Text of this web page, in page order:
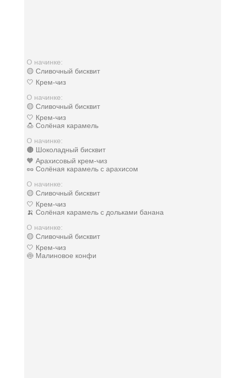
О начинке:
🟡 Сливочный бисквит
🤍 Крем-чиз
О начинке:
🟡 Сливочный бисквит
🤍 Крем-чиз
🍮 Солёная карамель
О начинке:
🟤 Шоколадный бисквит
🧡 Арахисовый крем-чиз
🥜 Солёная карамель с арахисом
О начинке:
🟡 Сливочный бисквит
🤍 Крем-чиз
🍌 Солёная карамель с дольками банана
О начинке:
🟡 Сливочный бисквит
🤍 Крем-чиз
🍥 Малиновое конфи